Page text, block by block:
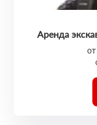
Аренда